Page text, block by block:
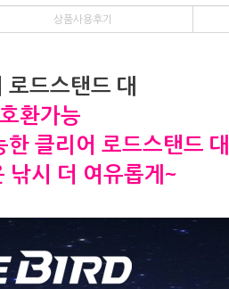
상품사용후기
로드스탠드 대
환가능
클리어 로드스탠드 대
낚시 더 여유롭게~